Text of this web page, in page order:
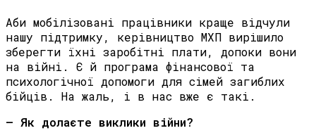
Аби мобілізовані працівники краще відчули
нашу підтримку, керівництво МХП вирішило
зберегти їхні заробітні плати, допоки вони
на війні. Є й програма фінансової та
психологічної допомоги для сімей загиблих
бійців. На жаль, і в нас вже є такі.
– Як долаєте виклики війни?